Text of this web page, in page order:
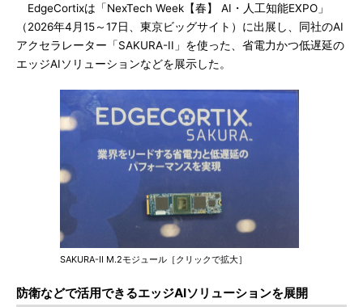
EdgeCortixは「NexTech Week【春】 AI・人工知能EXPO」
（2026年4月15～17日、東京ビッグサイト）に出展し、同社のAI
アクセラレーター「SAKURA-II」を使った、省電力かつ低遅延の
エッジAIソリューションなどを展示した。
SAKURA-II M.2モジュール［クリックで拡大］
防衛などで活用できるエッジAIソリューションを展開